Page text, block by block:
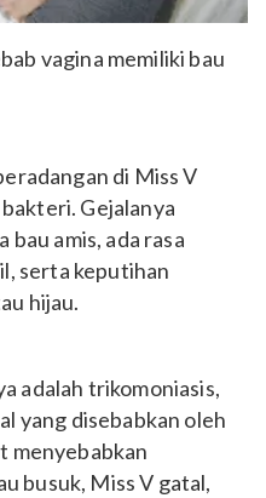
vagina memiliki bau
di Miss V
Gejalanya
bau amis, ada rasa
serta keputihan
hijau.
adalah trikomoniasis,
yang disebabkan oleh
menyebabkan
busuk, Miss V gatal,